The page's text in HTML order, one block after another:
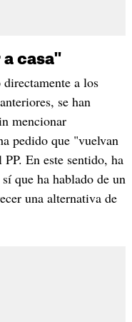
casa"
a los
se han
mencionar
pedido que "vuelvan
En este sentido, ha
que ha hablado de un
una alternativa de